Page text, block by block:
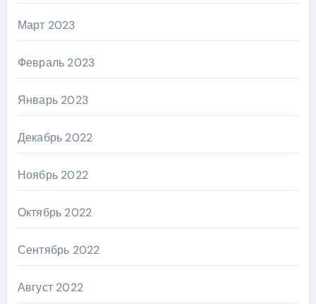
Март 2023
Февраль 2023
Январь 2023
Декабрь 2022
Ноябрь 2022
Октябрь 2022
Сентябрь 2022
Август 2022